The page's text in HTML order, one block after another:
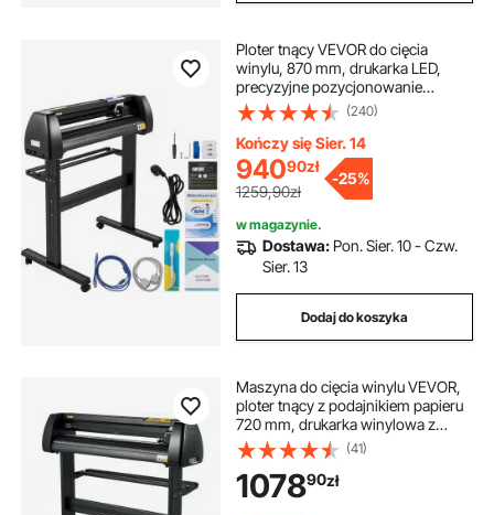
Ploter tnący VEVOR do cięcia
winylu, 870 mm, drukarka LED,
precyzyjne pozycjonowanie
ręczne, obsługa oprogramowania
dla systemów MAC i Windows,
regulowana siła i prędkość
(240)
Kończy się Sier. 14
94090zł
1259,90zł
-25%
w magazynie.
Dostawa: Pon. Sier. 10 - Czw.
Sier. 13
Dodaj do koszyka
Maszyna do cięcia winylu VEVOR,
ploter tnący z podajnikiem papieru
720 mm, drukarka winylowa z
regulowaną siłą nacisku i
prędkością, wyświetlacz LCD,
zestaw do produkcji szyldów
kompatybilny z systemem
(41)
107890zł